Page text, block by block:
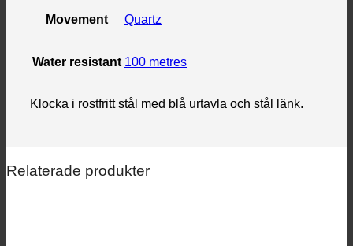
Movement Quartz
Water resistant 100 metres
Klocka i rostfritt stål med blå urtavla och stål länk.
Relaterade produkter